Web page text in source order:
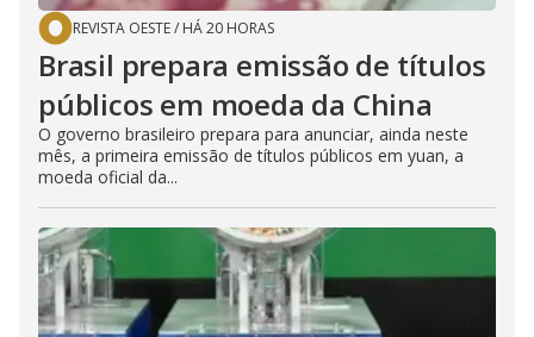
REVISTA OESTE/ HÁ 20 HORAS
Brasil prepara emissão de títulos
públicos em moeda da China
O governo brasileiro prepara para anunciar, ainda neste
mês, a primeira emissão de títulos públicos em yuan, a
moeda oficial da...